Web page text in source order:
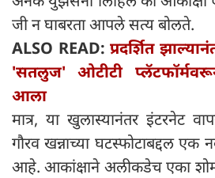
जी न घाबरता आपले सत्य बोलते.
ALSO READ: प्रदर्शित
'सतलुज' ओटीटी
आला
मात्र, या खुलास्यानंतर इंटरनेट
गौरव खन्नाच्या घटस्फोटाबद्दल
आहे. आकांक्षाने अलीकडेच एका